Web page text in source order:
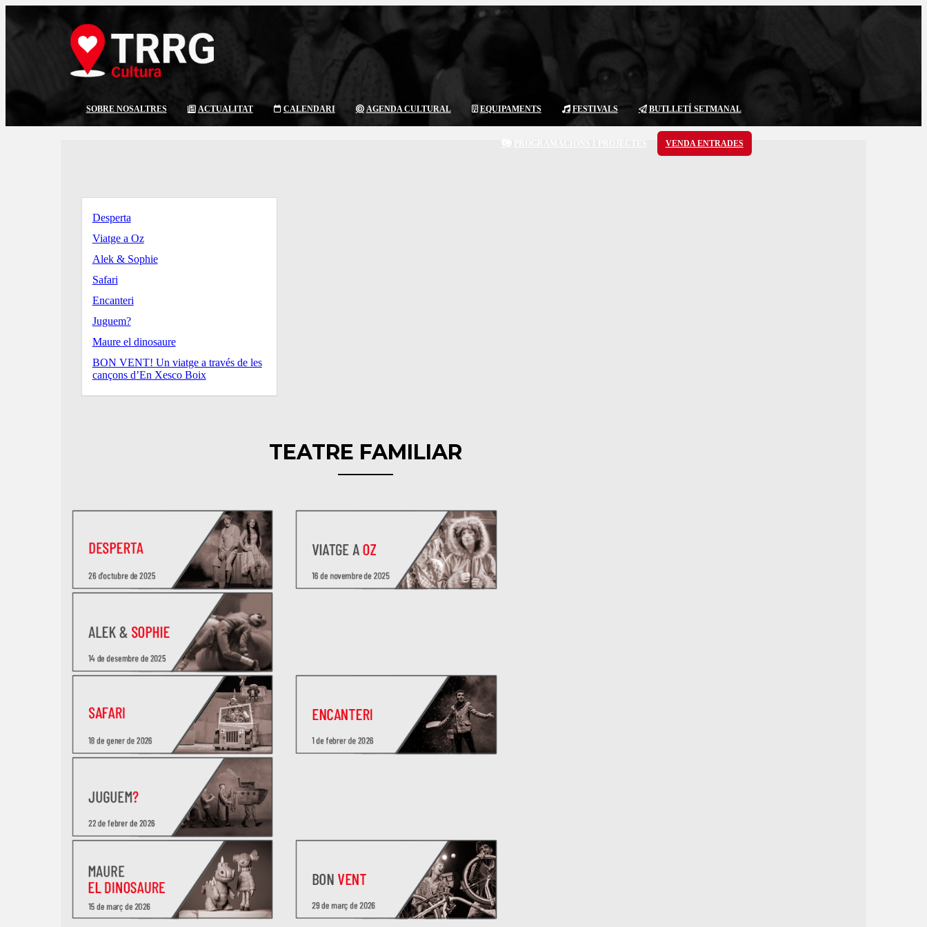
SOBRE NOSALTRES ACTUALITAT CALENDARI AGENDA CULTURAL EQUIPAMENTS FESTIVALS BUTLLETÍ SETMANAL
VENDA ENTRADES
Desperta
Viatge a Oz
Alek & Sophie
Safari
Encanteri
Juguem?
Maure el dinosaure
BON VENT! Un viatge a través de les
cançons d’En Xesco Boix
TEATRE FAMILIAR